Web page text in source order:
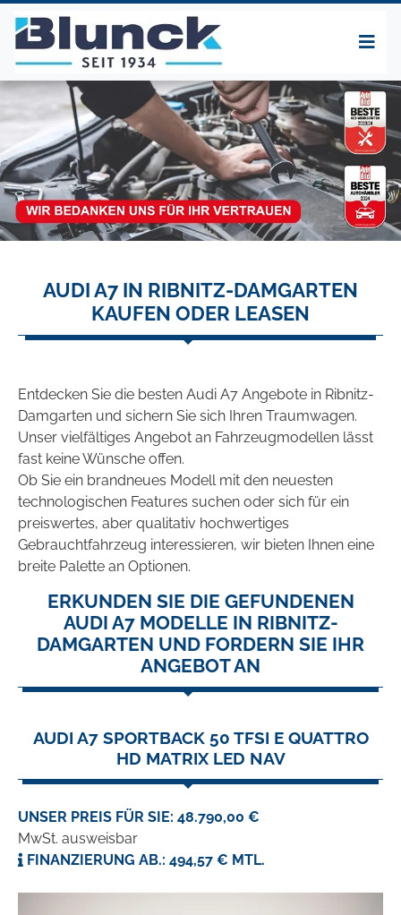
AUDI A7 IN RIBNITZ-DAMGARTEN
KAUFEN ODER LEASEN
Entdecken Sie die besten Audi A7 Angebote in Ribnitz-
Damgarten und sichern Sie sich Ihren Traumwagen.
Unser vielfältiges Angebot an Fahrzeugmodellen lässt
fast keine Wünsche offen.
Ob Sie ein brandneues Modell mit den neuesten
technologischen Features suchen oder sich für ein
preiswertes, aber qualitativ hochwertiges
Gebrauchtfahrzeug interessieren, wir bieten Ihnen eine
breite Palette an Optionen.
ERKUNDEN SIE DIE GEFUNDENEN
AUDI A7 MODELLE IN RIBNITZ-
DAMGARTEN UND FORDERN SIE IHR
ANGEBOT AN
AUDI A7 SPORTBACK 50 TFSI E QUATTRO
HD MATRIX LED NAV
UNSER PREIS FÜR SIE: 48.790,00 €
MwSt. ausweisbar
FINANZIERUNG AB.: 494,57 € MTL.